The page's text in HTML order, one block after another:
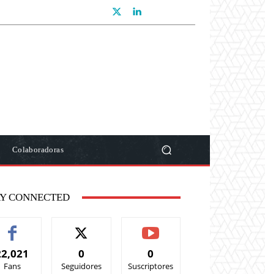
Colaboradoras
CONNECTED
Fans
0
Seguidores
0
Suscriptores